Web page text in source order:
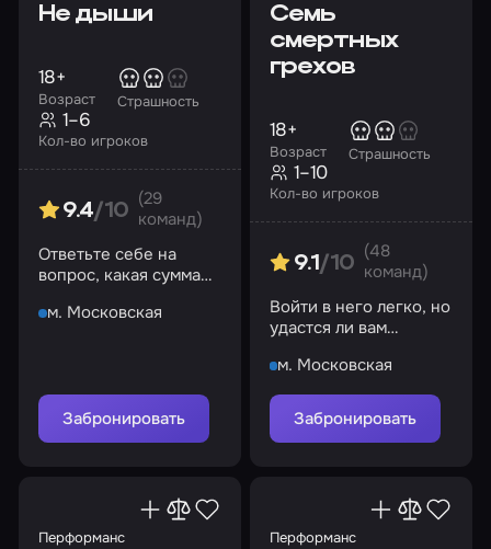
Не дыши
Возраст
18+
Страшность
Кол-во игроков
1–6
9.4/10
(29
команд)
Ответьте себе на
вопрос, какая сумма
на кон жизнь?
м. Московская
Забронировать
Семь
смертных
грехов
Возраст
18+
Страшность
Кол-во игроков
1–10
9.1 /10
(48
команд)
Войти в него легко, но
удастся ли вам
м. Московская
Забронировать
Перформанс Перформанс